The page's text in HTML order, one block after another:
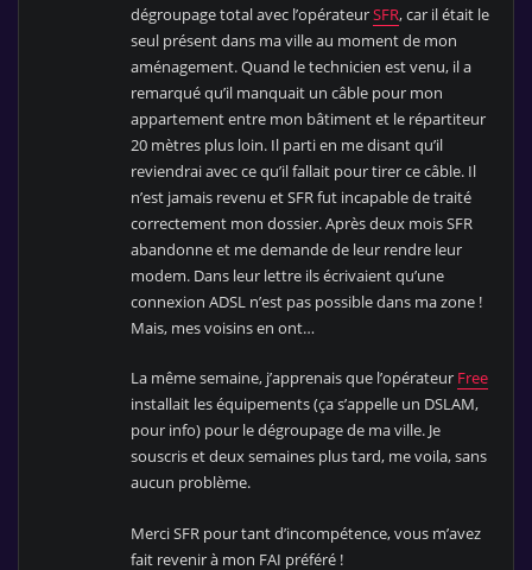
dégroupage total avec l’opérateurSFR, car il était le
seul présent dans ma ville au moment de mon
aménagement. Quand le technicien est venu, il a
remarqué qu’il manquait un câble pour mon
appartement entre mon bâtiment et le répartiteur
20 mètres plus loin. Il parti en me disant qu’il
reviendrai avec ce qu’il fallait pour tirer ce câble. Il
n’est jamais revenu et SFR fut incapable de traité
correctement mon dossier. Après deux mois SFR
abandonne et me demande de leur rendre leur
modem. Dans leur lettre ils écrivaient qu’une
connexion ADSL n’est pas possible dans ma zone !
Mais, mes voisins en ont…
La même semaine, j’apprenais que l’opérateur Free
installait les équipements (ça s’appelle un DSLAM,
pour info) pour le dégroupage de ma ville. Je
souscris et deux semaines plus tard, me voila, sans
aucun problème.
Merci SFR pour tant d’incompétence, vous m’avez
fait revenir à mon FAI préféré !